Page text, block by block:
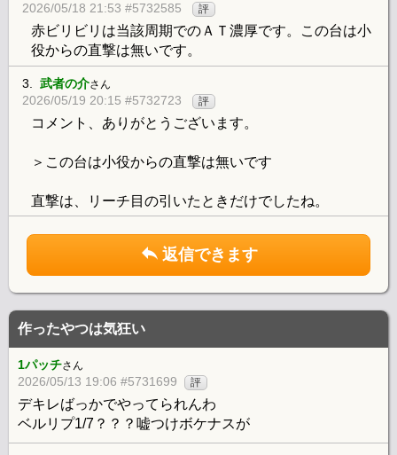
2026/05/18 21:53 #5732585 評
赤ビリビリは当該周期でのＡＴ濃厚です。この台は小
役からの直撃は無いです。
3. 武者の介さん
2026/05/19 20:15 #5732723 評
コメント、ありがとうございます。
＞この台は小役からの直撃は無いです
直撃は、リーチ目の引いたときだけでしたね。
返信できます
作ったやつは気狂い
1パッチさん
2026/05/13 19:06 #5731699 評
デキレばっかでやってられんわ
ベルリプ1/7？？？嘘つけボケナスが